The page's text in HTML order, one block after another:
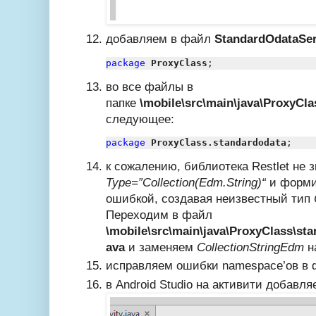
добавляем в файл
package ProxyClass
во все файлы в
папке
следующее:
package ProxyClass.standardodata
к сожалению, библиотека Restlet не
Type=”Collection(Edm.String)“ и
ошибкой, создавая неизвестный тип
Переходим в файл
avaи заменяем CollectionStringEdm
исправляем ошибки namespace’ов в
в Android Studio на активити